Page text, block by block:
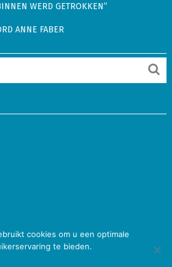
WERD GETROKKEN”
ANNE FABER
© 2026. Alle rechten voorbehouden
Showbizz
cookies om u een optimale
te bieden.